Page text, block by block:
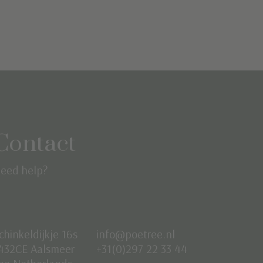
help?
16s
Aalsmeer
info@poetree.nl
+31(0)297 22 33 44